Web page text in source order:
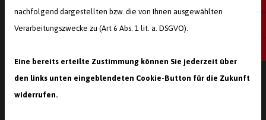
Fliesen kaufen ohne Verlegung
nachfolgend dargestellten bzw. die von Ihnen ausgewählten
Verarbeitungszwecke zu (Art 6 Abs. 1 lit. a. DSGVO).
Eine bereits erteilte Zustimmung können Sie jederzeit über
den links unten eingeblendeten Cookie-Button für die Zukunft
widerrufen.